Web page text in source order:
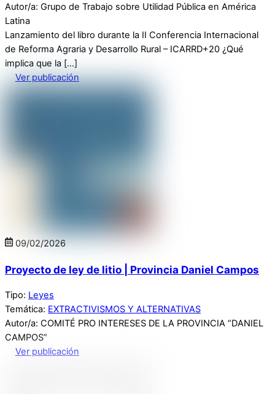
Autor/a: Grupo de Trabajo sobre Utilidad Pública en América
Latina
Lanzamiento del libro durante la II Conferencia Internacional
de Reforma Agraria y Desarrollo Rural – ICARRD+20 ¿Qué
implica que la […]
Ver publicación
09/02/2026
Proyecto de ley de litio | Provincia Daniel Campos
Tipo: Leyes
Temática: EXTRACTIVISMOS Y ALTERNATIVAS
Autor/a: COMITÉ PRO INTERESES DE LA PROVINCIA “DANIEL
CAMPOS”
Ver publicación